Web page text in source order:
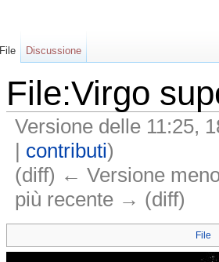
File:Virgo
Versione delle 11:25,
| contributi)
(diff) ← Versione
più recente → (diff)
File
File Discussione